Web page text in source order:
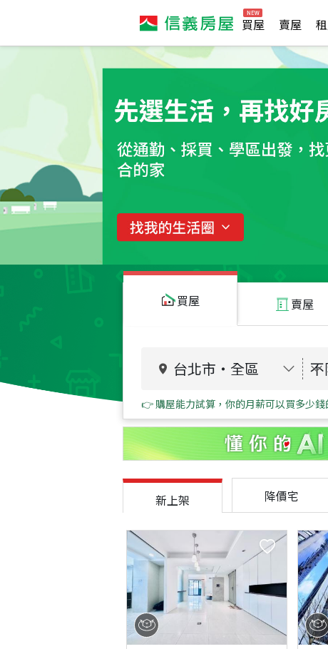
買屋 賣屋
買屋 賣屋
台北市 ・ 全區
👉 購屋能力試算，你的月薪可以買多少錢
新上架 降價宅